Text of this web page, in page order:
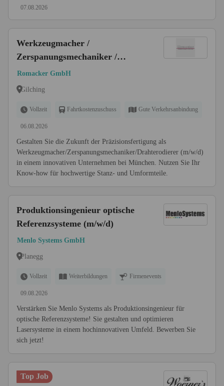
07.08.2026
Werkzeugmacher /
Zerspanungsmechaniker /
Drahterodierer (m/w/d)
Romacker GmbH
Gilching
Vollzeit Fahrtkostenzuschuss Gute Verkehrsanbindung
06.08.2026
Gestalten Sie die Zukunft der Präzisionsfertigung als
Werkzeugmacher/Zerspanungsmechaniker/Drahterodierer (m/w/d)
in einem innovativen Unternehmen bei München. Nutzen Sie Ihr
Know-how für hochwertige Stanz- und Umformteile.
Produktionsingenieur optische
Referenzsysteme (m/w/d)
Menlo Systems GmbH
Planegg
Vollzeit Weiterbildungen Firmenevents
09.08.2026
Verstärken Sie Menlo Systems als Produktionsingenieur für
optische Referenzsysteme! Sie gestalten und optimieren
Lasersysteme in einem hochinnovativen Umfeld. Bewerben Sie
sich jetzt!
Top Job